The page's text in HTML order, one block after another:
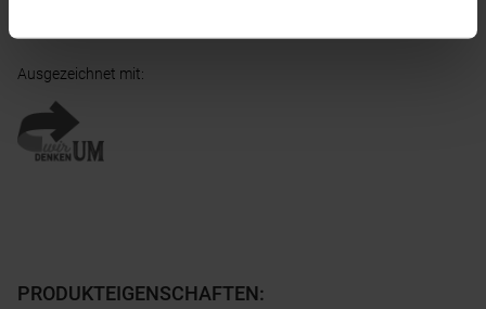
Ausgezeichnet mit:
PRODUKTEIGENSCHAFTEN: